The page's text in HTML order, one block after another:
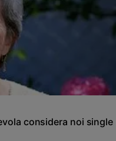
considera noi single